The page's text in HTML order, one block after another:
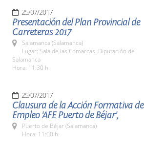
25/07/2017
Presentación del Plan Provincial de
Carreteras 2017
Salamanca (Salamanca)
Lugar: Sala de las Comarcas. Diputación de
Salamanca
Hora: 11:30 h.
25/07/2017
Clausura de la Acción Formativa de
Empleo 'AFE Puerto de Béjar',
Puerto de Béjar (Salamanca)
Hora: 11:00 h.